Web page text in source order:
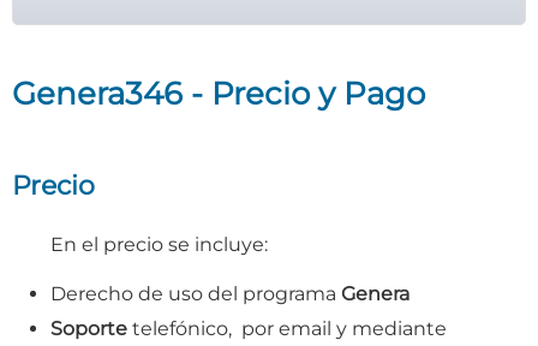
Genera346 - Precio y Pago
Precio
En el precio se incluye:
Derecho de uso del programa Genera
Soporte telefónico, por email y mediante